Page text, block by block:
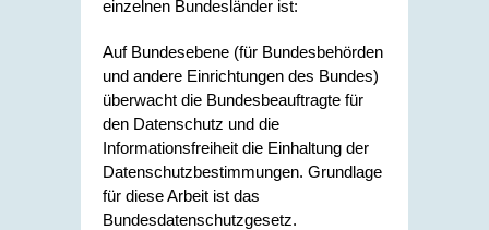
einzelnen Bundesländer ist:
Auf Bundesebene (für Bundesbehörden
und andere Einrichtungen des Bundes)
überwacht die Bundesbeauftragte für
den Datenschutz und die
Informationsfreiheit die Einhaltung der
Datenschutzbestimmungen. Grundlage
für diese Arbeit ist das
Bundesdatenschutzgesetz.